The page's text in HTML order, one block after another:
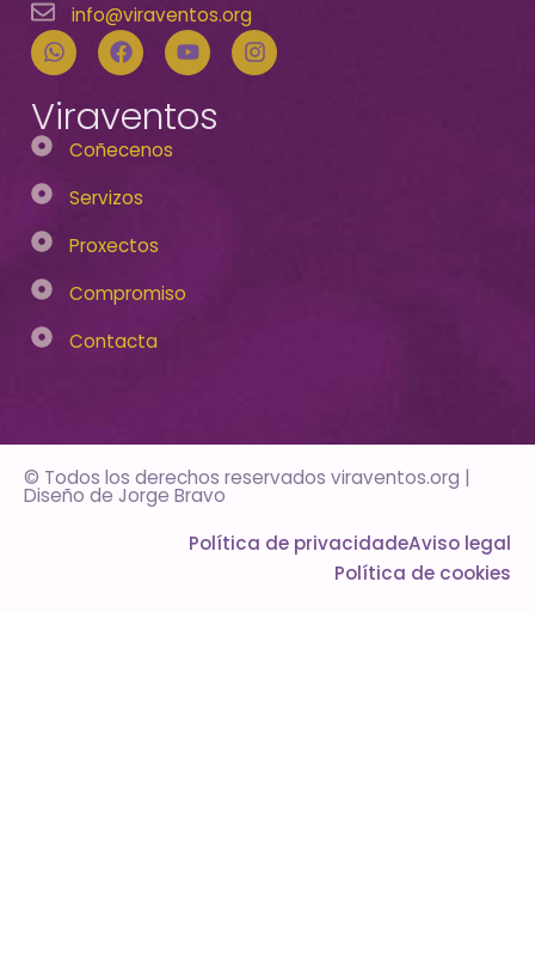
info@viraventos.org
Viraventos
Coñecenos
Servizos
Proxectos
Compromiso
Contacta
© Todos los derechos reservados viraventos.org |
Diseño de Jorge Bravo
Política de privacidadeAviso legal
Política de cookies